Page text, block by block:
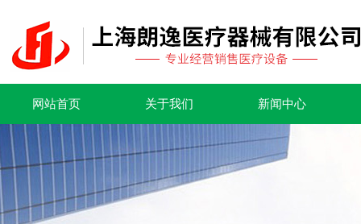
网站首页 关于我们 新闻中心